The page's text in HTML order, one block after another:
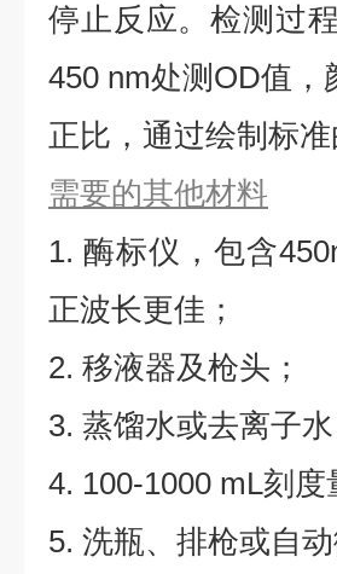
停止反应。检测过
450 nm处测OD值
正比，通过绘制标
需要的其他材料
1. 酶标仪，包含
正波长更佳；
2. 移液器及枪头；
3. 蒸馏水或去离子水
4. 100-1000 mL刻度
5. 洗瓶、排枪或自